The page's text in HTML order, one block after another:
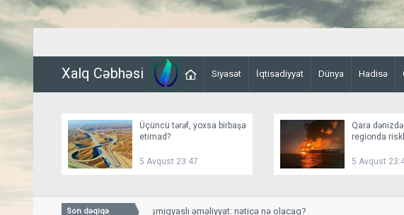
Xalq Cəbhəsi Siyasət İqtisadiyyat Dünya Hadisə
Üçüncü tərəf, yoxsa birbaşa
etimad?
5 Avqust 23:47
Qara
regionda
5 Avqust
Son dəqiqə
Husilərə qarşı genişmiqyaslı əməliyyat: nəticə nə olacaq?